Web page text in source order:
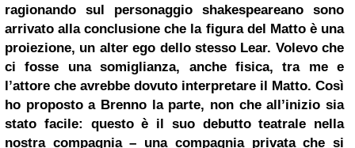
ragionando sul personaggio shakespeareano sono
arrivato alla conclusione che la figura del Matto è una
proiezione, un alter ego dello stesso Lear. Volevo che
ci fosse una somiglianza, anche fisica, tra me e
l’attore che avrebbe dovuto interpretare il Matto. Così
ho proposto a Brenno la parte, non che all’inizio sia
stato facile: questo è il suo debutto teatrale nella
nostra compagnia – una compagnia privata che si